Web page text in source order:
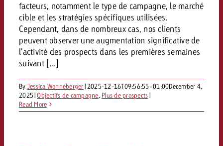
Contactez-nous
votre campagne et souhaitez
combien cela coûte.
Voir l’article
publicité TV et avez-vous
conseils ?
Contactez-nous
Vous connaissez les grandes
votre campagne et souhaitez
combien cela coûte.
Contactez-nous
votre campagne et souhaitez
combien cela coûte.
Lire l’article
Lire l’article
Contact
facteurs, notamment le type de campagne, le marché
cible et les stratégies spécifiques utilisées.
Cependant, dans de nombreux cas, nos clients
peuvent observer une augmentation significative de
l'activité des prospects dans les premières semaines
suivant [...]
By Jessica Wonneberger| 2025-12-16T09:56:55+01:00December 4,
2025|Objectifs de campagne, Plus de prospects|
Read More